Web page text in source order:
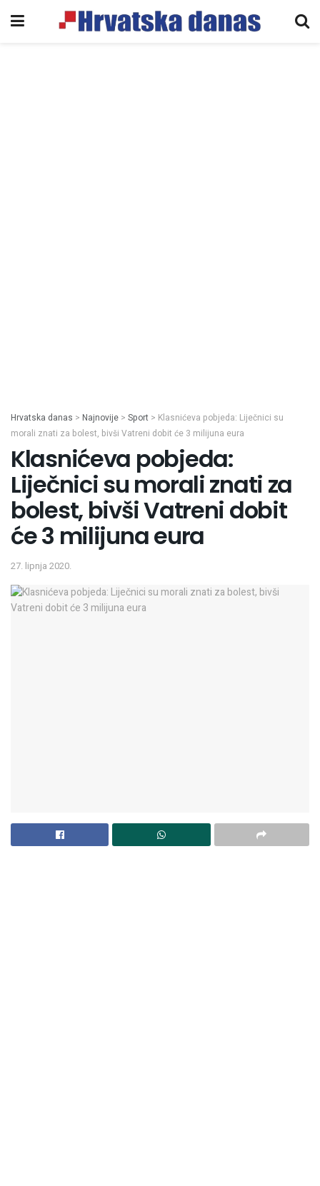
Hrvatska danas > Najnovije > Sport > Klasnićeva pobjeda: Liječnici su
morali znati za bolest, bivši Vatreni dobit će 3 milijuna eura
Klasnićeva pobjeda:
Liječnici su morali znati za
bolest, bivši Vatreni dobit
će 3 milijuna eura
27. lipnja 2020.